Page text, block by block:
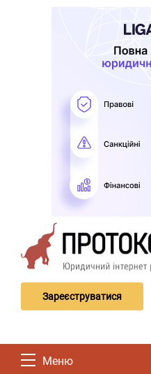
Зареєструватися
Меню